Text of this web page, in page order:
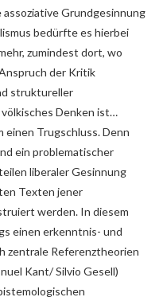
Grundgesinnung
bedürfte es hierbei
zumindest dort, wo
der Kritik
struktureller
Denken ist…
einen Trugschluss. Denn
ein problematischer
liberaler Gesinnung
Texten jener
werden. In diesem
einen erkenntnis- und
zentrale Referenztheorien
Kant/ Silvio Gesell)